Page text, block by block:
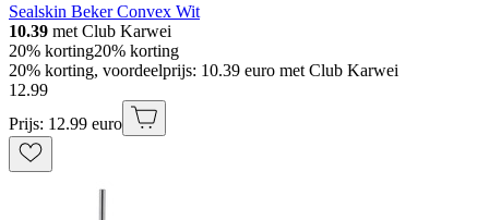
Sealskin Beker Convex Wit
10.39 met Club Karwei
20% korting20% korting
20% korting, voordeelprijs: 10.39 euro met Club Karwei
12.99
Prijs: 12.99 euro